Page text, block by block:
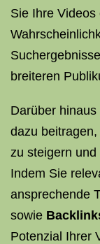
Sie Ihre
breiteren
Darüber
dazu
zu steigern
Indem Sie
ansprechende
sowie
Potenzial Ihrer